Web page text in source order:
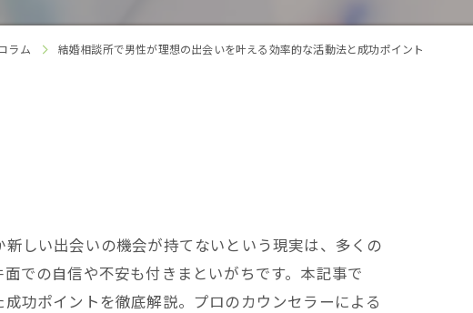
ラム 結婚相談所で男性が理想の出会いを叶える効率的な活動法と成功ポイント
しい出会いの機会が持てないという現実は、多くの
での自信や不安も付きまといがちです。本記事で
功ポイントを徹底解説。プロのカウンセラーによる